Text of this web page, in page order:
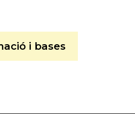
i bases